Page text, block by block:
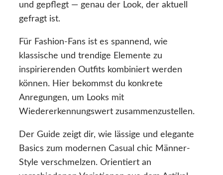
und gepflegt — genau der Look, der aktuell
gefragt ist.
Für Fashion-Fans ist es spannend, wie
klassische und trendige Elemente zu
inspirierenden Outfits kombiniert werden
können. Hier bekommst du konkrete
Anregungen, um Looks mit
Wiedererkennungswert zusammenzustellen.
Der Guide zeigt dir, wie lässige und elegante
Basics zum modernen Casual chic Männer-
Style verschmelzen. Orientiert an